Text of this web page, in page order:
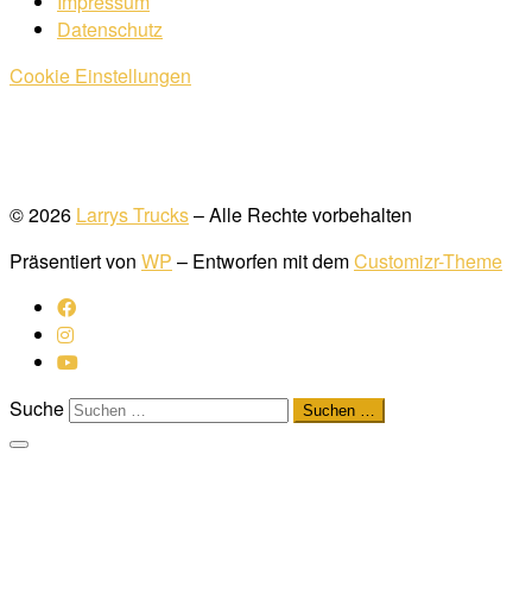
Datenschutz
Cookie Einstellungen
© 2026 Larrys Trucks– Alle Rechte vorbehalten
Präsentiert von WP – Entworfen mit demCustomizr-Theme
Suche Suchen …